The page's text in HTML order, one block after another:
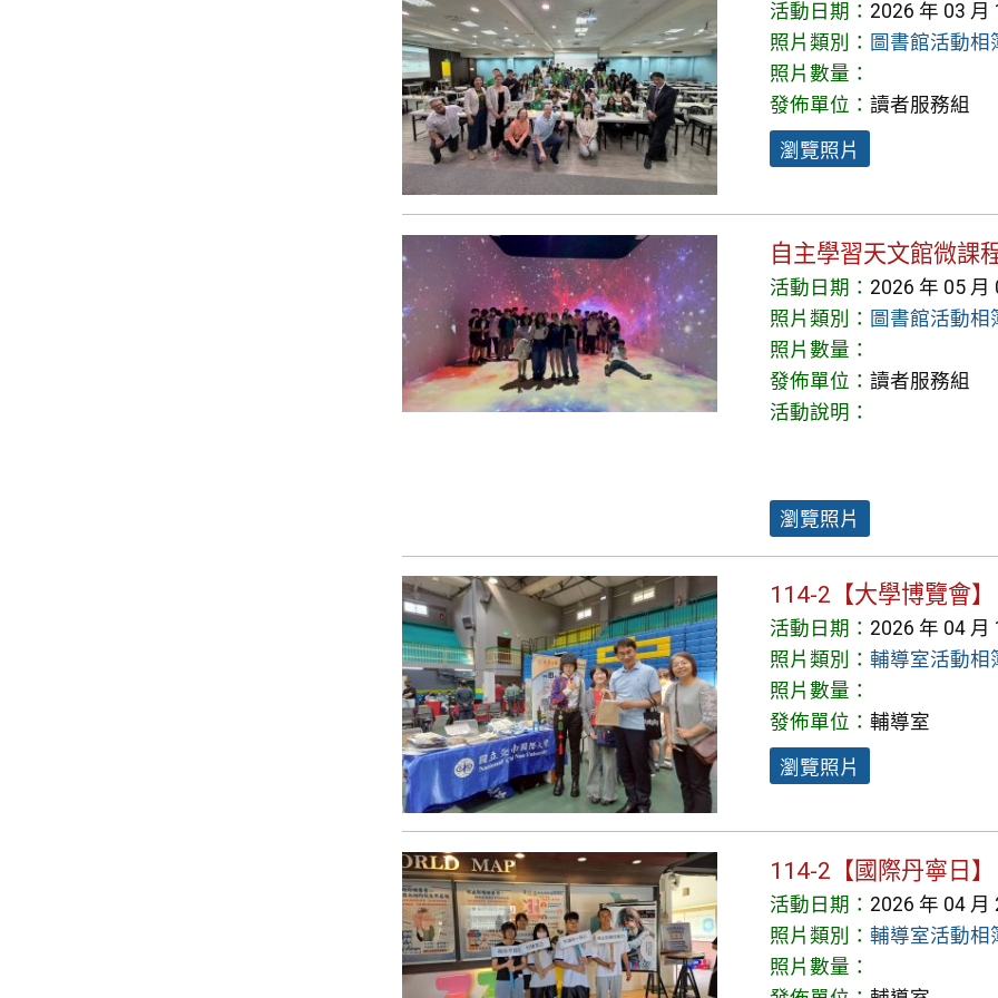
活動日期： 2026 年 03 月
照片類別： 圖書館活動相
照片數量：
發佈單位：讀者服務組
瀏覽照片
自主學習天文館微課
活動日期： 2026 年 05 月
照片類別： 圖書館活動相
照片數量：
發佈單位：讀者服務組
活動說明：
瀏覽照片
114-2【大學博覽會】
活動日期： 2026 年 04 月
照片類別：輔導室活動相
照片數量：
發佈單位：輔導室
瀏覽照片
114-2【國際丹寧日】
活動日期： 2026 年 04 月
照片類別：輔導室活動相
照片數量：